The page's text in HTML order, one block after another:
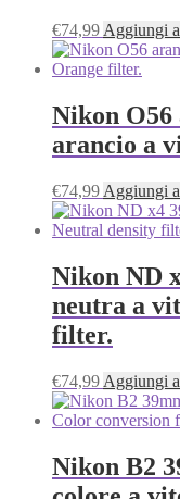
€74,99Aggiungi
Nikon
arancio a
€74,99 Aggiungi
Nikon ND
neutra a
filter.
€74,99 Aggiungi
Nikon B2